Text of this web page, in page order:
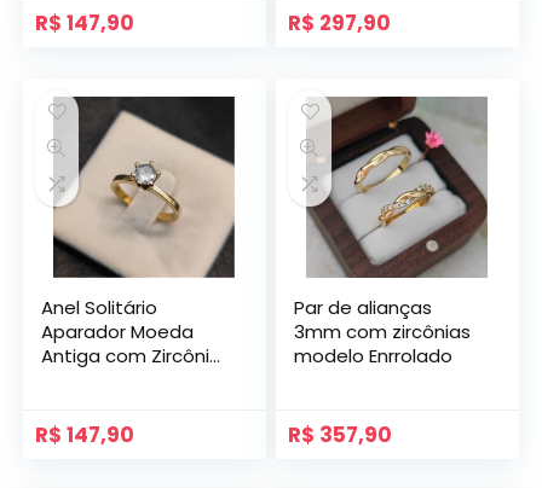
R$ 147,90 R$ 297,90
Anel Solitário
Aparador Moeda
Antiga com Zircônia
R$ 147,90
Par de alianças
3mm com zircônias
modelo Enrrolado
R$ 357,90